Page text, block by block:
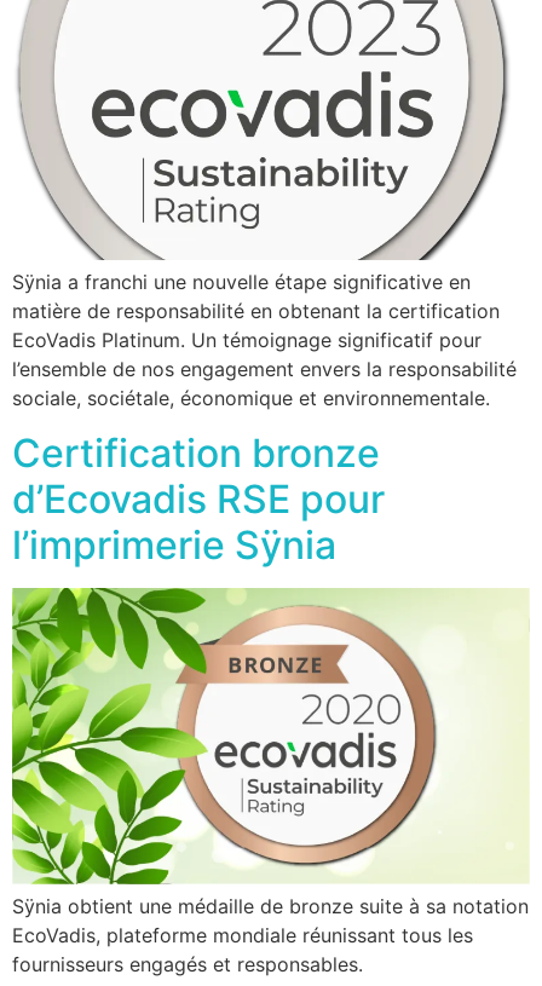
Sÿnia a franchi une nouvelle étape significative en
matière de responsabilité en obtenant la certification
EcoVadis Platinum. Un témoignage significatif pour
l’ensemble de nos engagement envers la responsabilité
sociale, sociétale, économique et environnementale.
Certification bronze
d’Ecovadis RSE pour
l’imprimerie Sÿnia
Sÿnia obtient une médaille de bronze suite à sa notation
EcoVadis, plateforme mondiale réunissant tous les
fournisseurs engagés et responsables.